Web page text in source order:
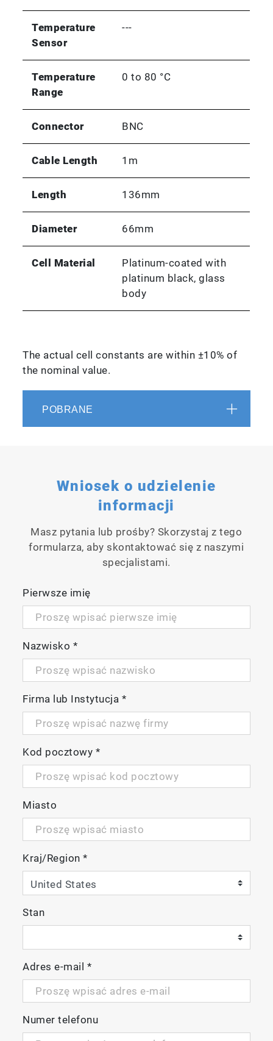
Temperature
Sensor
---
Temperature
Range
0 to 80 °C
Connector BNC
Cable Length 1m
Length 136mm
Diameter 66mm
Cell Material
Platinum-coated with
platinum black, glass
body
The actual cell constants are within ±10% of
the nominal value.
POBRANE
Wniosek o udzielenie
informacji
Masz pytania lub prośby? Skorzystaj z tego
formularza, aby skontaktować się z naszymi
specjalistami.
Pierwsze imię
Nazwisko *
Firma lub Instytucja *
Kod pocztowy *
Miasto
Kraj/Region*
Stan
Adres e-mail *
Numer telefonu